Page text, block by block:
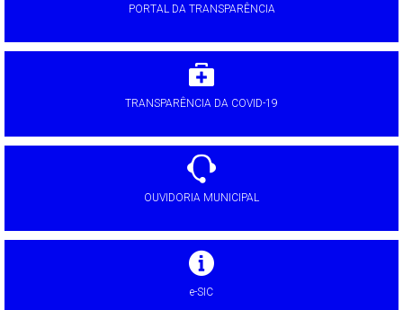
PORTAL DA TRANSPARÊNCIA
TRANSPARÊNCIA DA COVID-19
OUVIDORIA MUNICIPAL
e-SIC